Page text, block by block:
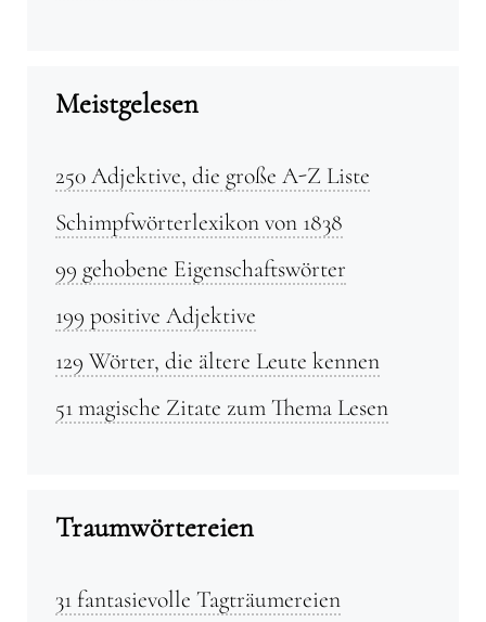
Meistgelesen
250 Adjektive, die große A-Z Liste
Schimpfwörterlexikon von 1838
99 gehobene Eigenschaftswörter
199 positive Adjektive
129 Wörter, die ältere Leute kennen
51 magische Zitate zum Thema Lesen
Traumwörtereien
31 fantasievolle Tagträumereien